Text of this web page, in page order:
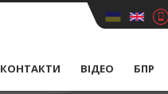
КОНТАКТИ ВІДЕО БПР